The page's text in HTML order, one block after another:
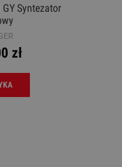
Syntezator
zł